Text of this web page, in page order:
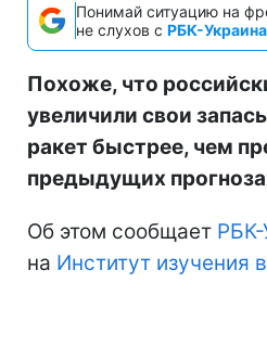
Понимай ситуацию на
не слухов с РБК-
Похоже, что
увеличили свои
ракет быстрее, чем
предыдущих
Об этом сообщает РБК-
на Институт изучения